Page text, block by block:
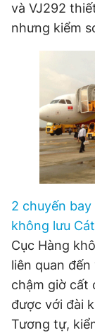
Tổng biên tập:
Phó tổng biên
Phó tổng biên
Phó tổng biên
Giấy phép xuất
© 2003-2026
chép dưới mọi
bản. Phát triển
và VJ292
nhưng kiểm
2 chuyến
không lưu
Cục Hàng
liên quan đến
chậm giờ cất
được với đài
Tương tự,